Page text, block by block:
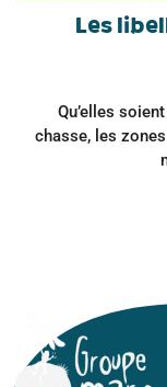
Les
Qu’elles
chasse, les